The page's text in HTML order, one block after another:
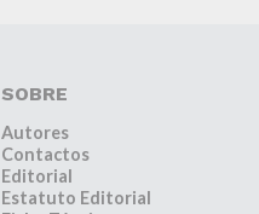
SOBRE
Autores
Contactos
Editorial
Estatuto Editorial